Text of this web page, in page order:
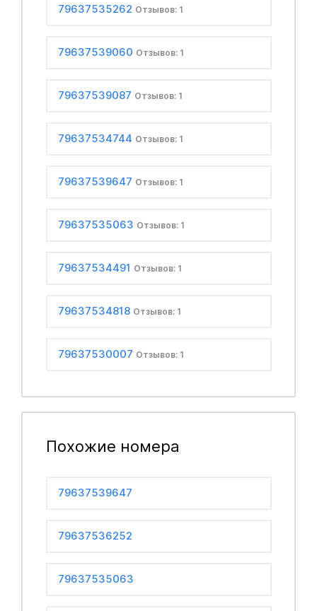
79637535262 Отзывов: 1
79637539060 Отзывов: 1
79637539087 Отзывов: 1
79637534744 Отзывов: 1
79637539647 Отзывов: 1
79637535063 Отзывов: 1
79637534491 Отзывов: 1
79637534818 Отзывов: 1
79637530007 Отзывов: 1
Похожие номера
79637539647
79637536252
79637535063